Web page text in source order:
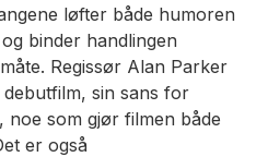
løfter både humoren
binder handlingen
Regissør Alan Parker
sin sans for
noe som gjør filmen både
er også